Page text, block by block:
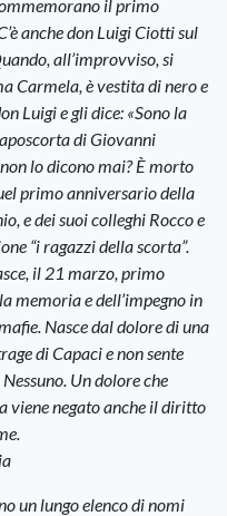
il primo
anche don Luigi Ciotti sul
all’improvviso, si
Carmela, è vestita di nero e
Luigi e gli dice: «Sono la
di Giovanni
lo dicono mai? È morto
primo anniversario della
e dei suoi colleghi Rocco e
“i ragazzi della scorta”.
il 21 marzo, primo
memoria e dell’impegno in
Nasce dal dolore di una
di Capaci e non sente
Un dolore che
viene negato anche il diritto
un lungo elenco di nomi